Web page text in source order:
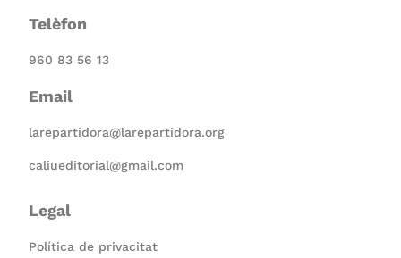
Telèfon
960 83 56 13
Email
larepartidora@larepartidora.org
caliueditorial@gmail.com
Legal
Política de privacitat